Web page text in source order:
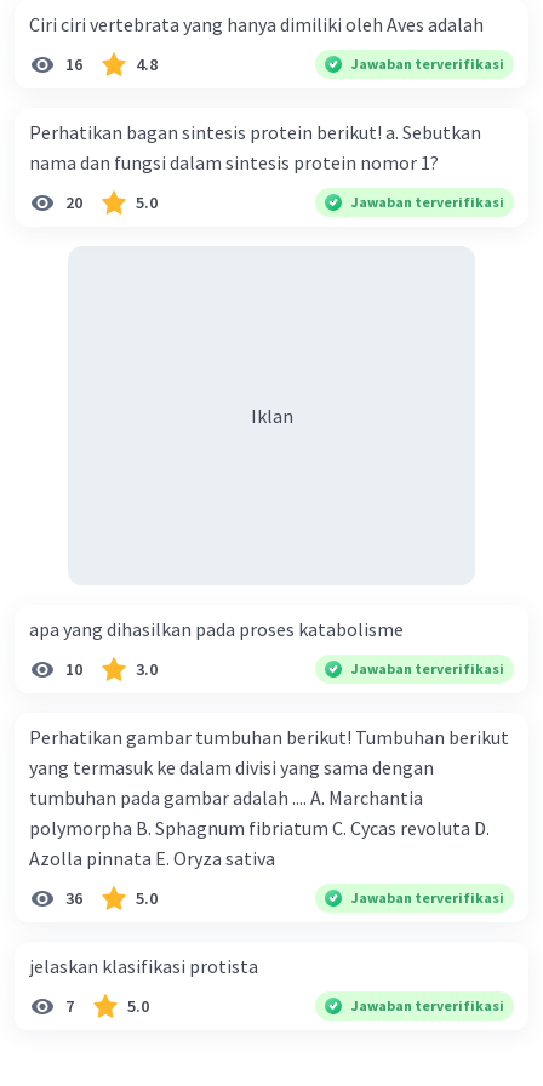
replikasi
Beri Rating Balas
Ciri ciri vertebrata yang hanya dimiliki oleh Aves adalah
16 4.8 Jawaban terverifikasi
Perhatikan bagan sintesis protein berikut! a. Sebutkan
nama dan fungsi dalam sintesis protein nomor 1?
20 5.0 Jawaban terverifikasi
Iklan
apa yang dihasilkan pada proses katabolisme
10 3.0 Jawaban terverifikasi
Perhatikan gambar tumbuhan berikut! Tumbuhan berikut
yang termasuk ke dalam divisi yang sama dengan
tumbuhan pada gambar adalah .... A. Marchantia
polymorpha B. Sphagnum fibriatum C. Cycas revoluta D.
Azolla pinnata E. Oryza sativa
36 5.0 Jawaban terverifikasi
jelaskan klasifikasi protista
7 5.0 Jawaban terverifikasi